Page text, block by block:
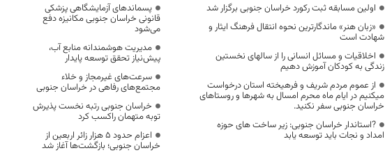
اولین مسابقه ثبت رکورد خراسان جنوبی برگزار شد
«زبان هنر» ماندگارترین نحوه انتقال فرهنگ ایثار و
شهادت است
اخلاقیات و مسائل انسانی را از سالهای نخستین
زندگی به کودکان آموزش دهیم
از عموم مردم شریف و فرهیخته استان درخواست
میکنیم در ایام ماه محرم امسال به شهرها و روستاهای
خراسان جنوبی سفر نکنید.
?استاندار خراسان جنوبی: زیر ساخت های حوزه
امداد و نجات باید توسعه یابد
پسماندهای آزمایشگاهی پزشکی
قانونی خراسان جنوبی مکانیزه دفع
می‌شود
مدیریت هوشمندانه منابع آب،
پیش‌نیاز تحقق توسعه پایدار
سرعت‌های غیرمجاز و خلاء
مجتمع‌های رفاهی در خراسان جنوبی
خراسان جنوبی رتبه نخست پذیرش
توبه متهمان راکسب کرد
اعزام حدود 5 هزار زائر اربعین از
خراسان جنوبی؛ بازگشت‌ها آغاز شد